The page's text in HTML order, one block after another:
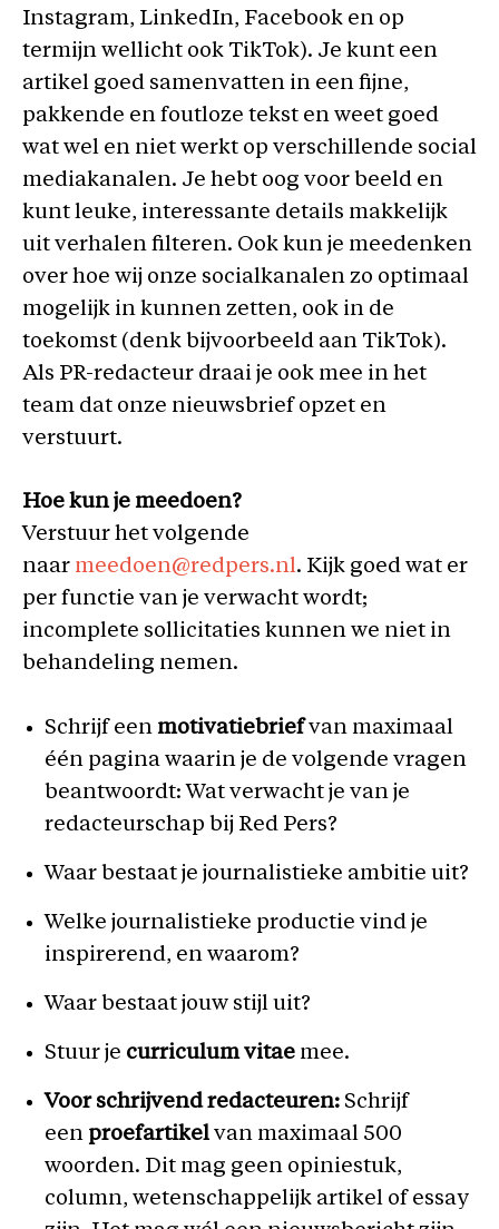
Instagram, LinkedIn, Facebook en op
termijn wellicht ook TikTok). Je kunt een
artikel goed samenvatten in een fijne,
pakkende en foutloze tekst en weet goed
wat wel en niet werkt op verschillende social
mediakanalen. Je hebt oog voor beeld en
kunt leuke, interessante details makkelijk
uit verhalen filteren. Ook kun je meedenken
over hoe wij onze socialkanalen zo optimaal
mogelijk in kunnen zetten, ook in de
toekomst (denk bijvoorbeeld aan TikTok).
Als PR-redacteur draai je ook mee in het
team dat onze nieuwsbrief opzet en
verstuurt.
Hoe kun je meedoen?
Verstuur het volgende
naar meedoen@redpers.nl. Kijk goed wat er
per functie van je verwacht wordt;
incomplete sollicitaties kunnen we niet in
behandeling nemen.
Schrijf een motivatiebriefvan maximaal
één pagina waarin je de volgende vragen
beantwoordt: Wat verwacht je van je
redacteurschap bij Red Pers?
Waar bestaat je journalistieke ambitie uit?
Welke journalistieke productie vind je
inspirerend, en waarom?
Waar bestaat jouw stijl uit?
Stuur je curriculum vitae mee.
Voor schrijvend redacteuren: Schrijf
een proefartikel van maximaal 500
woorden. Dit mag geen opiniestuk,
column, wetenschappelijk artikel of essay